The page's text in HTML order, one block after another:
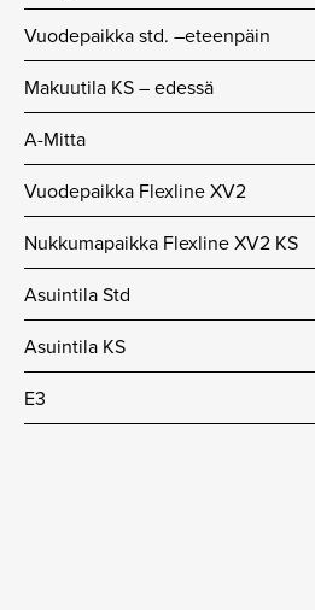
Vuodepaikka std. –eteenpäin
Makuutila KS – edessä
A-Mitta
Vuodepaikka Flexline XV2
Nukkumapaikka Flexline XV2 KS
Asuintila Std
Asuintila KS
E3